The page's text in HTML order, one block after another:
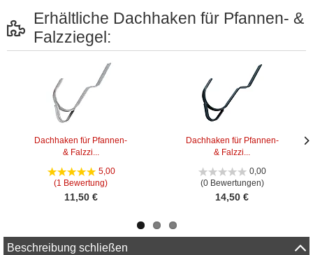
Erhältliche Dachhaken für Pfannen- &
Falzziegel:
Dachhaken für Pfannen-
& Falzzi...
5,00
(1 Bewertung)
11,50 €
Dachhaken für Pfannen-
& Falzzi...
0,00
(0 Bewertungen)
14,50 €
Beschreibung schließen